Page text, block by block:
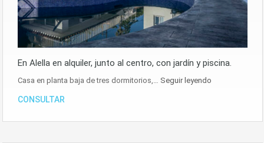
En Alella en alquiler, junto al centro, con jardín y piscina.
Casa en planta baja de tres dormitorios,… Seguir leyendo
CONSULTAR